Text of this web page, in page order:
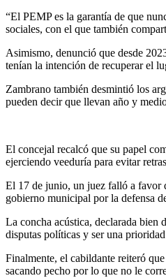
“El PEMP es la garantía de que
sociales, con el que también
Asimismo, denunció que desde
tenían la intención de recuperar el
Zambrano también desmintió los
pueden decir que llevan año y
El concejal recalcó que su papel
ejerciendo veeduría para evitar
El 17 de junio, un juez falló a favor
gobierno municipal por la defensa
La concha acústica, declarada bien
disputas políticas y ser una
Finalmente, el cabildante reiteró
sacando pecho por lo que no le